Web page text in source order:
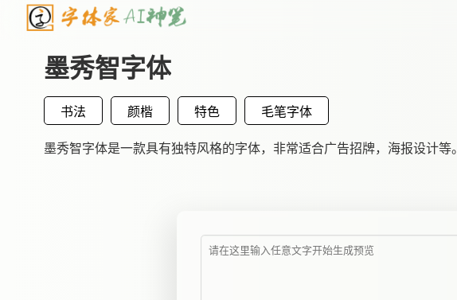
墨秀智字体
书法 颜楷 特色 毛笔字体
墨秀智字体是一款具有独特风格的字体，非常适合广告招牌，海报设计等。